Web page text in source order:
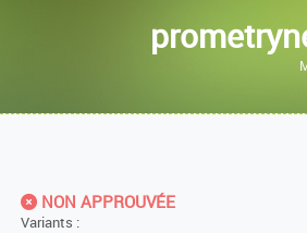
NON APPROUVÉE
Variants :